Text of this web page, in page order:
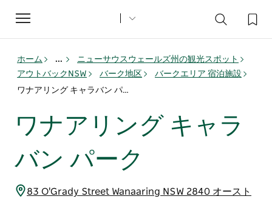
Toggle
navigation
ホーム ...
ニューサウスウェールズ州の観光スポット
アウトバックNSW
バーク地区
バークエリア 宿泊施設
ワナアリング キャラバン パーク
ワナアリング キャラ
バン パーク
83 O'Grady Street Wanaaring NSW 2840 オースト